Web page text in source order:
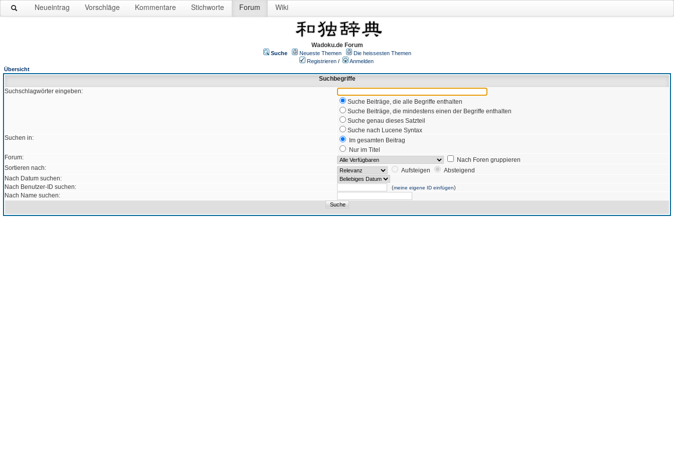
Neueintrag Vorschläge Kommentare Stichworte Forum Wiki
Wadoku.de Forum
Suche Neueste Themen
Die heissesten Themen
Registrieren /
Anmelden
Übersicht
Suchbegriffe
Suchschlagwörter eingeben:
Suche Beiträge, die alle Begriffe enthalten
Suche Beiträge, die mindestens einen der Begriffe enthalten
Suche genau dieses Satzteil
Suche nach Lucene Syntax
Suchen in:
Im gesamten Beitrag
Nur im Titel
Forum:
Nach Foren gruppieren
Sortieren nach:
Aufsteigen
Absteigend
Nach Datum suchen:
Nach Benutzer-ID suchen:
(meine eigene ID einfügen)
Nach Name suchen: